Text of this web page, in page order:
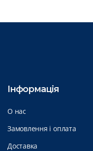
Інформація
О нас
Замовлення і оплата
Доставка